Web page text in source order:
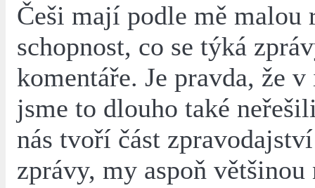
Češi mají podle mě malou
schopnost, co se týká
komentáře. Je pravda, že
jsme to dlouho také
nás tvoří část
zprávy, my aspoň většinou